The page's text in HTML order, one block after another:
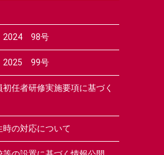
2024 98号
2025 99号
任者研修実施要項に基づく
時の対応について